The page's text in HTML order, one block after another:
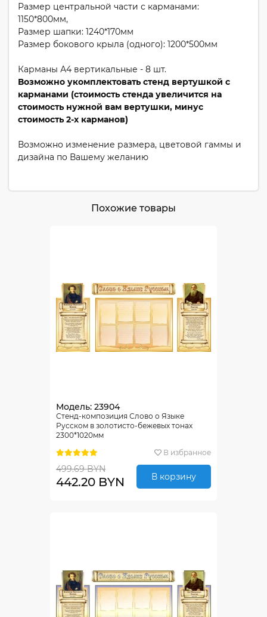
Размер центральной части с карманами:
1150*800мм,
Размер шапки: 1240*170мм
Размер бокового крыла (одного): 1200*500мм
Карманы А4 вертикальные - 8 шт.
Возможно укомплектовать стенд вертушкой с
карманами (стоимость стенда увеличится на
стоимость нужной вам вертушки, минус
стоимость 2-х карманов)
Возможно изменение размера, цветовой гаммы и
дизайна по Вашему желанию
Похожие товары
Модель: 23904
Стенд-композиция Слово о Языке
Русском в золотисто-бежевых тонах
2300*1020мм
В избранное
499.69 BYN
442.20 BYN В корзину